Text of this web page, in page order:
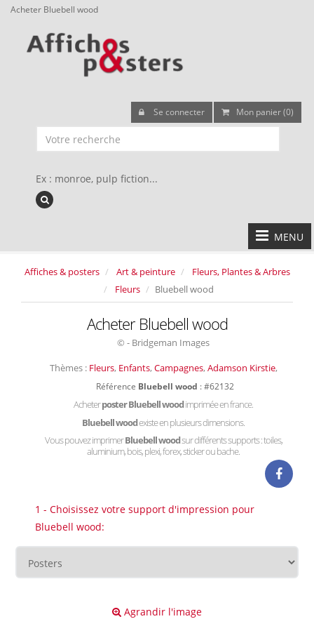
Acheter Bluebell wood
Se connecter Mon panier (0)
Ex : monroe, pulp fiction...
MENU
Affiches & posters Art & peinture
Fleurs, Plantes & Arbres
Fleurs
Bluebell wood
Acheter Bluebell wood
© - Bridgeman Images
Thèmes : Fleurs, Enfants, Campagnes, Adamson Kirstie,
Référence Bluebell wood : #62132
Acheterposter Bluebell woodimprimée en france.
Bluebell woodexiste en plusieurs dimensions.
Vous pouvez imprimerBluebell woodsur différents supports : toiles,
aluminium, bois, plexi, forex, sticker ou bache.
1 - Choisissez votre support d'impression pour
Bluebell wood:
Agrandir l'image